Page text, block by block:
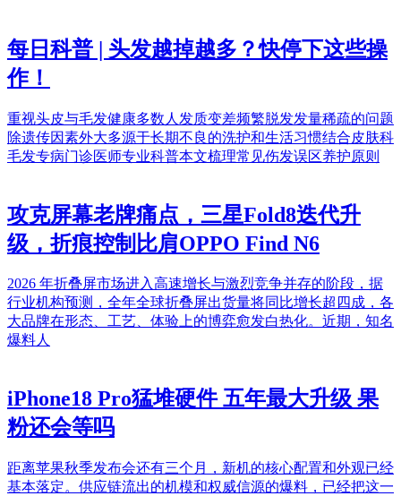
每日科普 | 头发越掉越多？快停下这些操
作！
重视头皮与毛发健康多数人发质变差频繁脱发发量稀疏的问题
除遗传因素外大多源于长期不良的洗护和生活习惯结合皮肤科
毛发专病门诊医师专业科普本文梳理常见伤发误区养护原则
攻克屏幕老牌痛点，三星Fold8迭代升
级，折痕控制比肩OPPO Find N6
2026 年折叠屏市场进入高速增长与激烈竞争并存的阶段，据
行业机构预测，全年全球折叠屏出货量将同比增长超四成，各
大品牌在形态、工艺、体验上的博弈愈发白热化。近期，知名
爆料人
iPhone18 Pro猛堆硬件 五年最大升级 果
粉还会等吗
距离苹果秋季发布会还有三个月，新机的核心配置和外观已经
基本落定。供应链流出的机模和权威信源的爆料，已经把这一